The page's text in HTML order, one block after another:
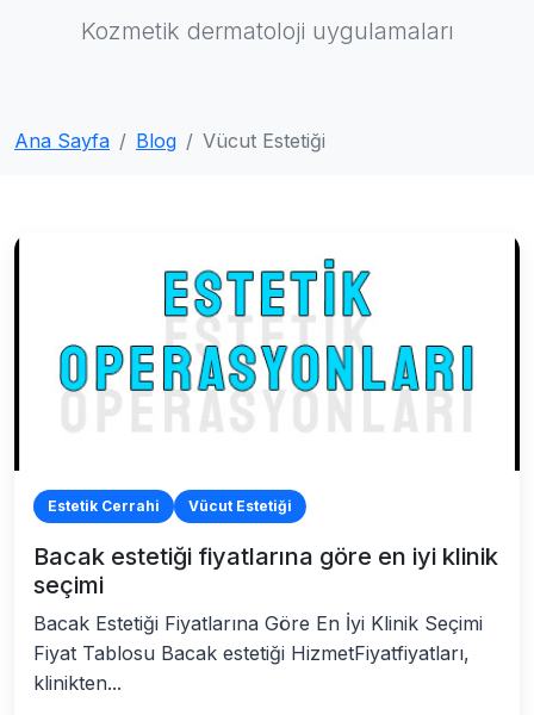
Kozmetik dermatoloji uygulamaları
Ana Sayfa Blog Vücut Estetiği
Estetik Cerrahi Vücut Estetiği
Bacak estetiği fiyatlarına göre en iyi klinik
seçimi
Bacak Estetiği Fiyatlarına Göre En İyi Klinik Seçimi
Fiyat Tablosu Bacak estetiği HizmetFiyatfiyatları,
klinikten...